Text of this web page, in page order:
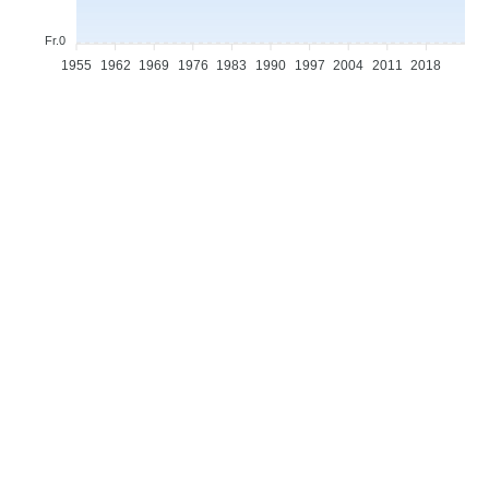
Fr.0
1955 1962 1969 1976 1983 1990 1997 2004 2011 2018